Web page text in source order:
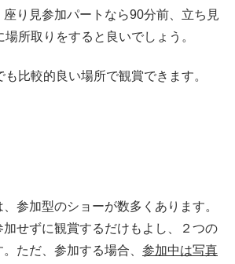
り見参加パートなら90分前、立ち見
所取りをすると良いでしょう。
比較的良い場所で観賞できます。
参加型のショーが数多くあります。
せずに観賞するだけもよし、２つの
ただ、参加する場合、 参加中は写真